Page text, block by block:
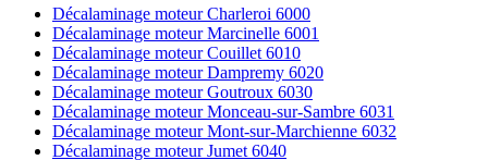
Décalaminage moteur Charleroi 6000
Décalaminage moteur Marcinelle 6001
Décalaminage moteur Couillet 6010
Décalaminage moteur Dampremy 6020
Décalaminage moteur Goutroux 6030
Décalaminage moteur Monceau-sur-Sambre 6031
Décalaminage moteur Mont-sur-Marchienne 6032
Décalaminage moteur Jumet 6040